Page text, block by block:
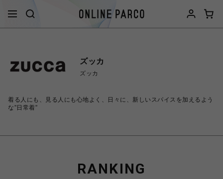
ズッカ
ズッカ
着る人にも、見る人にも心地よく、日々に、新しいスパイスを加えるよう
な”日常着”
RANKING